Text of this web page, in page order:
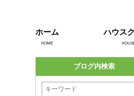
ホーム
HOME
ハウス
ブログ内検索